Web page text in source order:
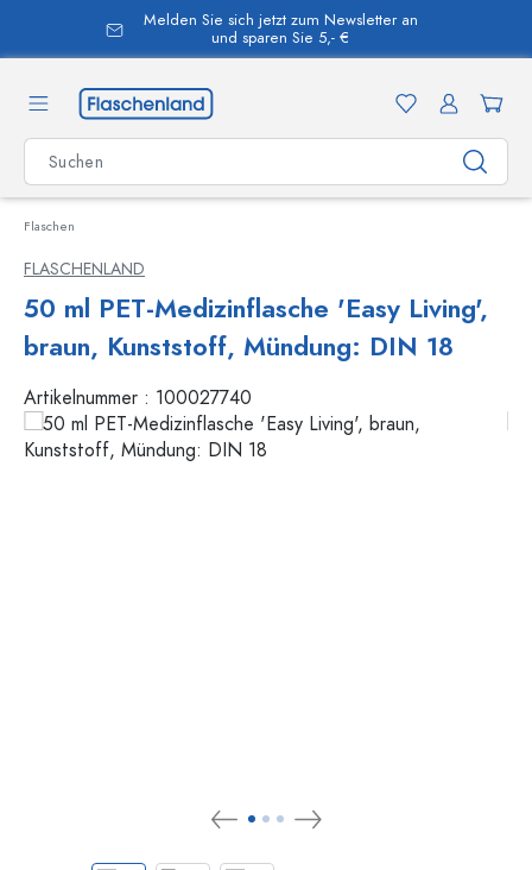
springen
Melden Sie sich jetzt zum Newsletter an
und sparen Sie 5,- €
Flaschen
FLASCHENLAND
50 ml PET-Medizinflasche 'Easy Living',
braun, Kunststoff, Mündung: DIN 18
Artikelnummer : 100027740